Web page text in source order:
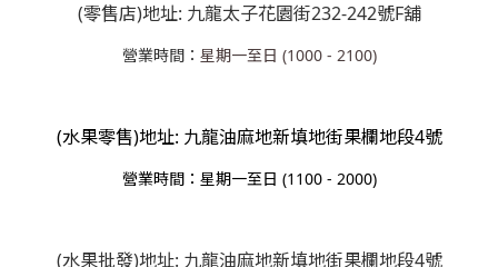
(零售店)地址: 九龍太子花園街232-242號F舖
營業時間： 星期一至日 (1000 - 2100)
(水果零售)地址: 九龍油麻地新填地街果欄地段4號
營業時間：星期一至日 (1100 - 2000)
(水果批發)地址: 九龍油麻地新填地街果欄地段4號